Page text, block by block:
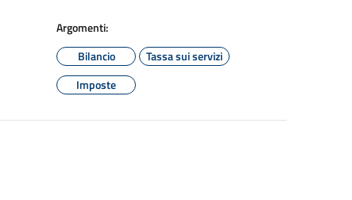
Argomenti:
Bilancio
Tassa sui servizi
Imposte